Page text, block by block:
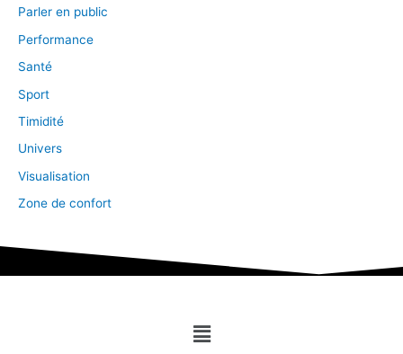
Parler en public
Performance
Santé
Sport
Timidité
Univers
Visualisation
Zone de confort
Menu